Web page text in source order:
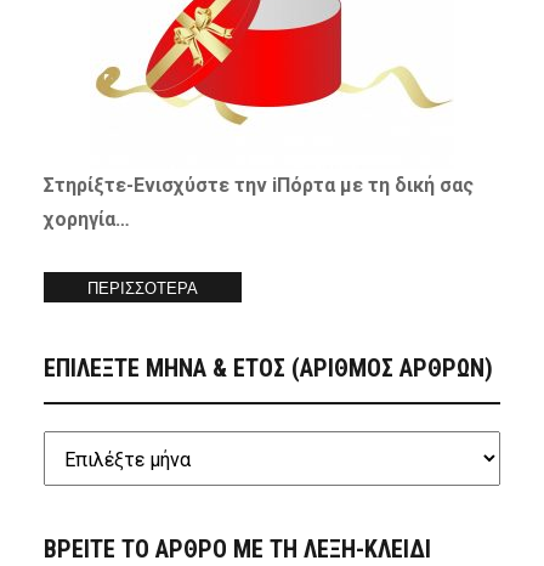
Στηρίξτε- Ενισχύστετην iΠόρτα με τη δική σας
χορηγία…
ΠΕΡΙΣΣΟΤΕΡΑ
ΕΠΙΛΕΞΤΕ ΜΗΝΑ & ΕΤΟΣ (ΑΡΙΘΜΟΣ ΑΡΘΡΩΝ)
ΒΡΕΙΤΕ ΤΟ ΑΡΘΡΟ ΜΕ ΤΗ ΛΕΞΗ-ΚΛΕΙΔΙ